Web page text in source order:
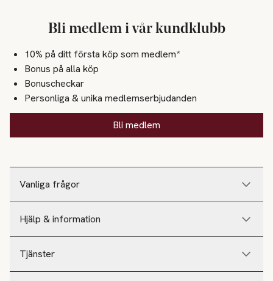
Vanliga frågor
Hjälp & information
Tjänster
Bli medlem i vår kundklubb
10% på ditt första köp som medlem*
Bonus på alla köp
Bonuscheckar
Personliga & unika medlemserbjudanden
Bli medlem